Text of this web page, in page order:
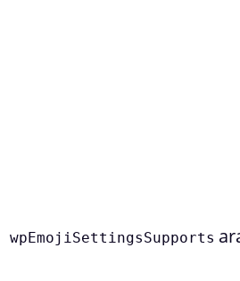
wpEmojiSettingsSupports